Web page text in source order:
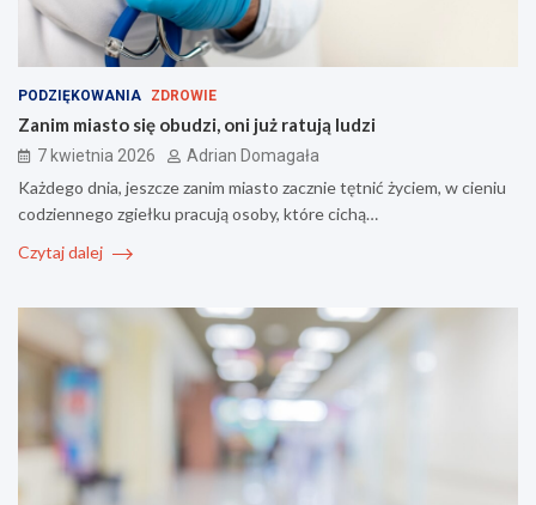
PODZIĘKOWANIA ZDROWIE
Zanim miasto się obudzi, oni już ratują ludzi
7 kwietnia 2026 Adrian Domagała
Każdego dnia, jeszcze zanim miasto zacznie tętnić życiem, w cieniu
codziennego zgiełku pracują osoby, które cichą…
Czytaj dalej